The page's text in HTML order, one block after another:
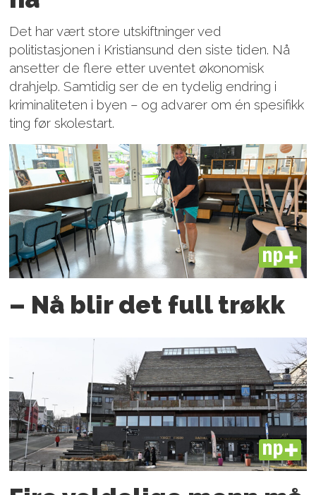
Det har vært store utskiftninger ved
politistasjonen i Kristiansund den siste tiden. Nå
ansetter de flere etter uventet økonomisk
drahjelp. Samtidig ser de en tydelig endring i
kriminaliteten i byen – og advarer om én spesifikk
ting før skolestart.
PLUS
– Nå blir det full trøkk
PLUS